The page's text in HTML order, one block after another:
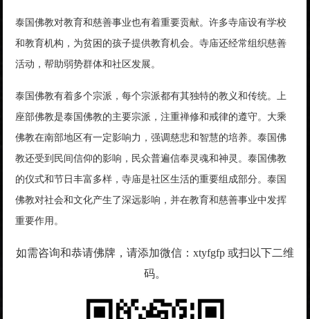
泰国佛教对教育和慈善事业也有着重要贡献。许多寺庙设有学校
和教育机构，为贫困的孩子提供教育机会。寺庙还经常组织慈善
活动，帮助弱势群体和社区发展。
泰国佛教有着多个宗派，每个宗派都有其独特的教义和传统。上
座部佛教是泰国佛教的主要宗派，注重禅修和戒律的遵守。大乘
佛教在南部地区有一定影响力，强调慈悲和智慧的培养。泰国佛
教还受到民间信仰的影响，民众普遍信奉灵魂和神灵。泰国佛教
的仪式和节日丰富多样，寺庙是社区生活的重要组成部分。泰国
佛教对社会和文化产生了深远影响，并在教育和慈善事业中发挥
重要作用。
如需咨询和恭请佛牌，请添加微信：xtyfgfp 或扫以下二维
码。